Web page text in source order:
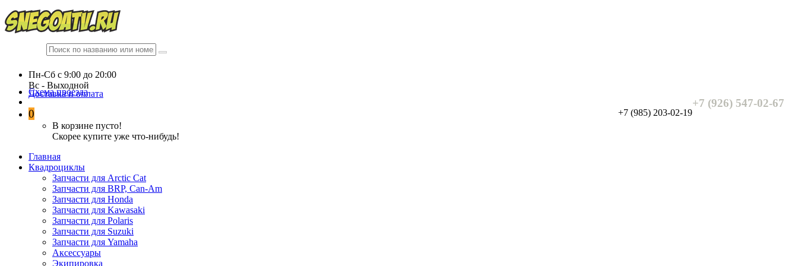
Пн-Сб c 9:00 до 20:00
Вc - Выходной
Схема проезда
Доставка и оплата
+7 (926) 547-02-67
+7 (985) 203-02-19
0
В корзине пусто!
Скорее купите уже что-нибудь!
Главная
Квадроциклы
Запчасти для Arctic Cat
Запчасти для BRP, Can-Am
Запчасти для Honda
Запчасти для Kawasaki
Запчасти для Polaris
Запчасти для Suzuki
Запчасти для Yamaha
Аксессуары
Экипировка